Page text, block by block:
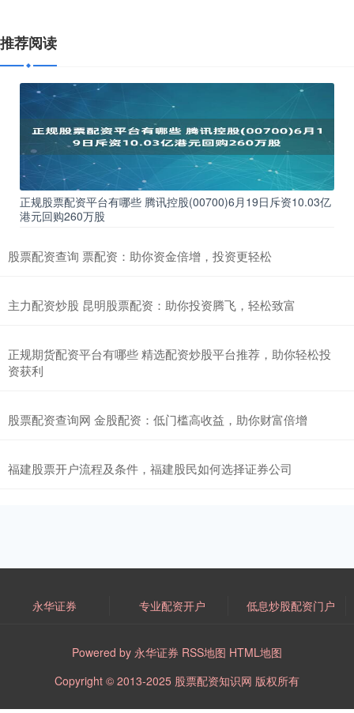
推荐阅读
正规股票配资平台有哪些 腾讯控股(00700)6月19日斥资10.03亿
港元回购260万股
股票配资查询 票配资：助你资金倍增，投资更轻松
主力配资炒股 昆明股票配资：助你投资腾飞，轻松致富
正规期货配资平台有哪些 精选配资炒股平台推荐，助你轻松投
资获利
股票配资查询网 金股配资：低门槛高收益，助你财富倍增
福建股票开户流程及条件，福建股民如何选择证券公司
永华证券 专业配资开户 低息炒股配资门户
Powered by 永华证券 RSS地图 HTML地图
Copyright © 2013-2025 股票配资知识网 版权所有